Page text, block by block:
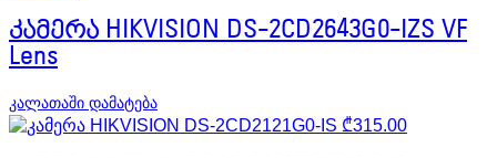
კამერა HIKVISION DS-2CD2643G0-IZS VF
Lens
კალათაში დამატება
₾315.00